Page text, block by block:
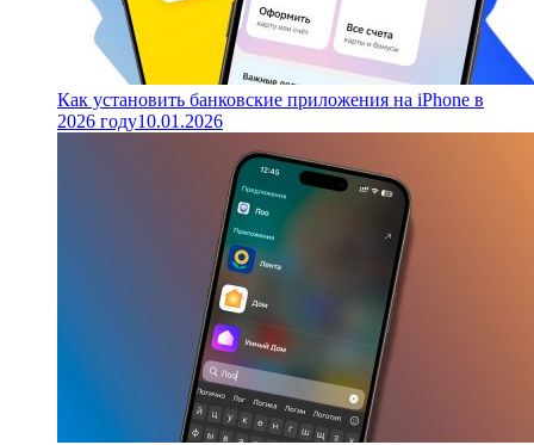
Как установить банковские приложения на iPhone в
2026 году10.01.2026